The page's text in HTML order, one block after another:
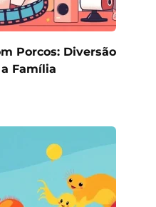
Porcos: Diversão
Família